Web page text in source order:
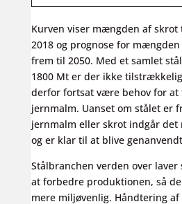
Kurven viser mængden af
2018 og prognose for
frem til 2050. Med et samlet
1800 Mt er der ikke
derfor fortsat være behov for
jernmalm. Uanset om stålet er
jernmalm eller skrot indgår det
og er klar til at blive
Stålbranchen verden over
at forbedre produktionen, så
mere miljøvenlig. Håndtering